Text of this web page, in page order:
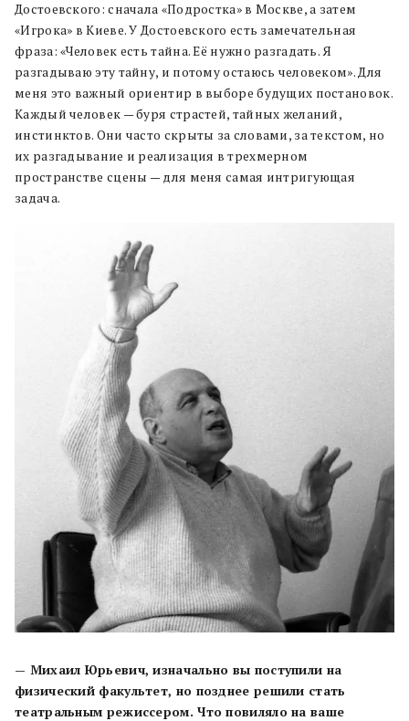
Достоевского: сначала «Подростка» в Москве, а затем
«Игрока» в Киеве. У Достоевского есть замечательная
фраза: «Человек есть тайна. Её нужно разгадать. Я
разгадываю эту тайну, и потому остаюсь человеком». Для
меня это важный ориентир в выборе будущих постановок.
Каждый человек — буря страстей, тайных желаний,
инстинктов. Они часто скрыты за словами, за текстом, но
их разгадывание и реализация в трехмерном
пространстве сцены — для меня самая интригующая
задача.
— Михаил Юрьевич, изначально вы поступили на
физический факультет, но позднее решили стать
театральным режиссером. Что повиляло на ваше